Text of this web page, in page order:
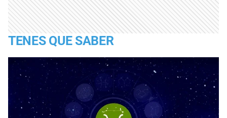
TENES QUE SABER